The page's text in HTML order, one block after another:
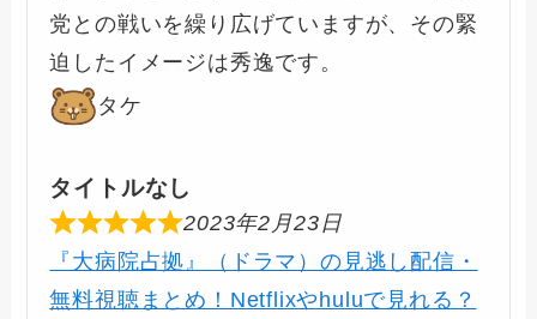
党との戦いを繰り広げていますが、その緊
迫したイメージは秀逸です。
タケ
タイトルなし
2023年2月23日
『大病院占拠』（ドラマ）の見逃し配信・
無料視聴まとめ！Netflixやhuluで見れる？